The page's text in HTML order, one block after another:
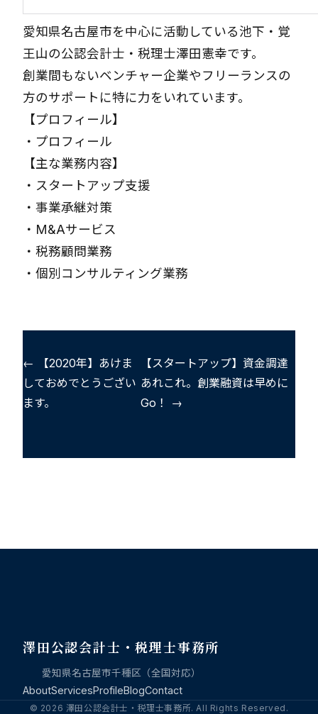
愛知県名古屋市を中心に活動している池下・覚
王山の公認会計士・税理士澤田憲幸です。
創業間もないベンチャー企業やフリーランスの
方のサポートに特に力をいれています。
【プロフィール】
・ プロフィール
【主な業務内容】
・ スタートアップ支援
・ 事業承継対策
・ M&Aサービス
・ 税務顧問業務
・ 個別コンサルティング業務
← 【2020年】あけま
しておめでとうござい
ます。
【スタートアップ】資金調達
あれこれ。創業融資は早めに
Go！ →
澤田公認会計士・税理士事務所
愛知県名古屋市千種区（全国対応）
AboutServicesProfileBlogContact
© 2026 澤田公認会計士・税理士事務所. All Rights Reserved.